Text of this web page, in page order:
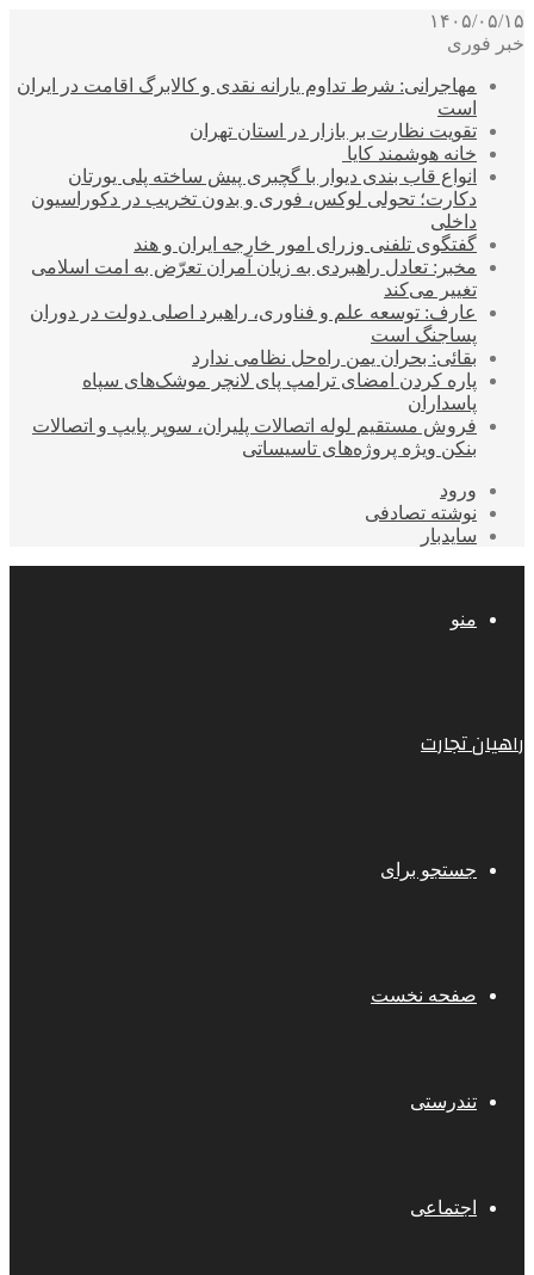
۱۴۰۵/۰۵/۱۵
خبر فوری
مهاجرانی: شرط تداوم یارانه نقدی و کالابرگ اقامت در ایران
است
تقویت نظارت بر بازار در استان تهران
خانه هوشمند کایا
انواع قاب بندی دیوار با گچبری پیش ساخته پلی یورتان
دکارت؛ تحولی لوکس، فوری و بدون تخریب در دکوراسیون
داخلی
گفتگوی تلفنی وزرای امور خارجه ایران و هند
مخبر: تعادل راهبردی به زیان آمران تعرّض به امت اسلامی
تغییر می‌کند
عارف: توسعه علم و فناوری، راهبرد اصلی دولت در دوران
پساجنگ است
بقائی: بحران یمن راه‌حل نظامی ندارد
پاره کردن امضای ترامپ پای لانچر موشک‌های سپاه
پاسداران
فروش مستقیم لوله اتصالات پلیران، سوپر پایپ و اتصالات
بنکن ویژه پروژه‌های تاسیساتی
ورود
نوشته تصادفی
سایدبار
منو
راهیان تجارت
جستجو برای
صفحه نخست
تندرستی
اجتماعی